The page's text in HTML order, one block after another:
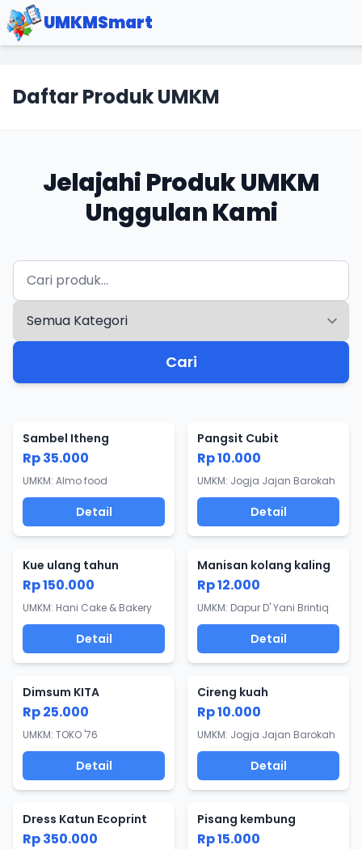
UMKMSmart
Daftar Produk UMKM
Jelajahi Produk UMKM
Unggulan Kami
Cari
Sambel Itheng
Rp 35.000
UMKM: Almo food
Detail
Pangsit Cubit
Rp 10.000
UMKM: Jogja Jajan Barokah
Detail
Kue ulang tahun
Rp 150.000
UMKM: Hani Cake & Bakery
Detail
Manisan kolang kaling
Rp 12.000
UMKM: Dapur D' Yani Brintiq
Detail
Dimsum KITA
Rp 25.000
UMKM: TOKO '76
Detail
Cireng kuah
Rp 10.000
UMKM: Jogja Jajan Barokah
Detail
Dress Katun Ecoprint
Rp 350.000
Pisang kembung
Rp 15.000